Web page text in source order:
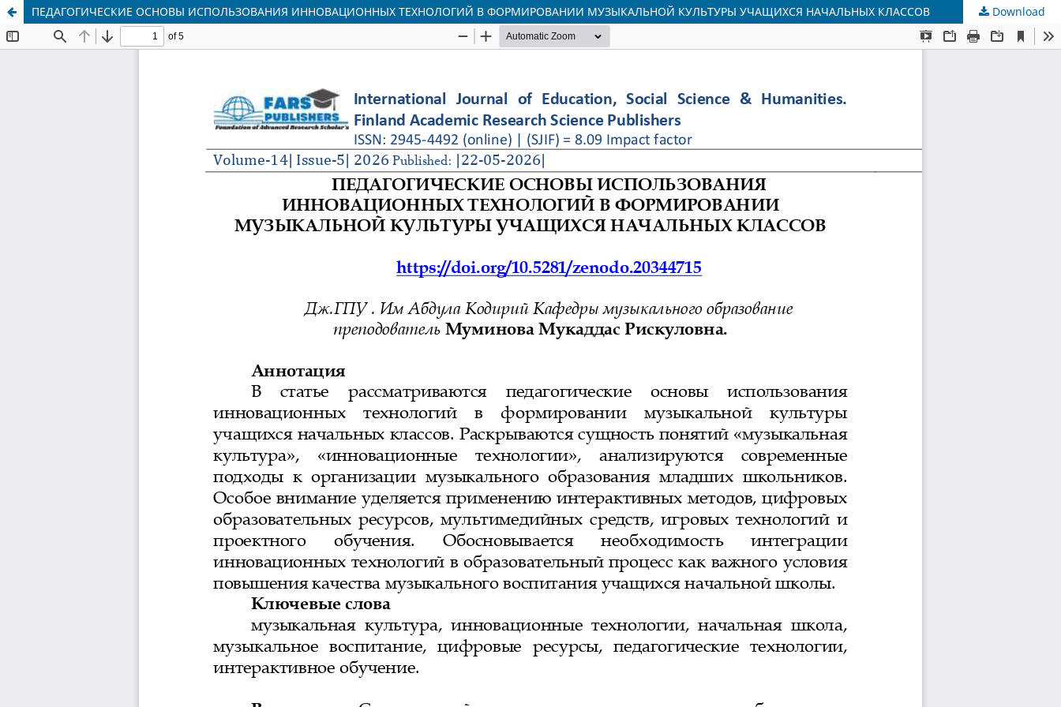
ПЕДАГОГИЧЕСКИЕ ОСНОВЫ ИСПОЛЬЗОВАНИЯ ИННОВАЦИОННЫХ ТЕХНОЛОГИЙ В ФОРМИРОВАНИИ МУЗЫКАЛЬНОЙ КУЛЬТУРЫ УЧАЩИХСЯ НАЧАЛЬНЫХ КЛАССОВ Download